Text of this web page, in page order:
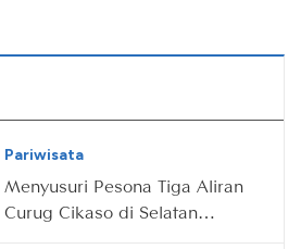
Pariwisata
Menyusuri Pesona Tiga Aliran
Curug Cikaso di Selatan